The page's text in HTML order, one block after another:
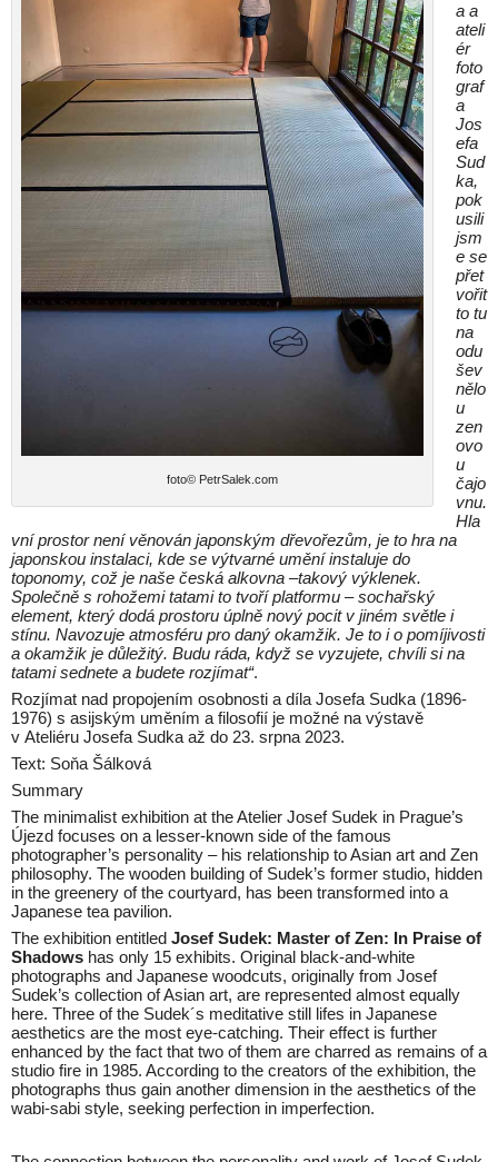
foto© PetrSalek.com
a a
ateli
ér
foto
graf
a
Jos
efa
Sud
ka,
pok
usili
jsm
e se
přet
vořit
to tu
na
odu
šev
nělo
u
zen
ovo
u
čajo
vnu.
Hla
vní prostor není věnován japonským dřevořezům, je to hra na
japonskou instalaci, kde se výtvarné umění instaluje do
toponomy, což je naše česká alkovna –takový výklenek.
Společně s rohožemi tatami to tvoří platformu – sochařský
element, který dodá prostoru úplně nový pocit v jiném světle i
stínu. Navozuje atmosféru pro daný okamžik. Je to i o pomíjivosti
a okamžik je důležitý. Budu ráda, když se vyzujete, chvíli si na
tatami sednete a budete rozjímat“.
Rozjímat nad propojením osobnosti a díla Josefa Sudka (1896-
1976) s asijským uměním a filosofií je možné na výstavě
v Ateliéru Josefa Sudka až do 23. srpna 2023.
Text: Soňa Šálková
Summary
The minimalist exhibition at the Atelier Josef Sudek in Prague’s
Újezd focuses on a lesser-known side of the famous
photographer’s personality – his relationship to Asian art and Zen
philosophy. The wooden building of Sudek’s former studio, hidden
in the greenery of the courtyard, has been transformed into a
Japanese tea pavilion.
The exhibition entitled Josef Sudek: Master of Zen: In Praise of
Shadows has only 15 exhibits. Original black-and-white
photographs and Japanese woodcuts, originally from Josef
Sudek’s collection of Asian art, are represented almost equally
here. Three of the Sudek´s meditative still lifes in Japanese
aesthetics are the most eye-catching. Their effect is further
enhanced by the fact that two of them are charred as remains of a
studio fire in 1985. According to the creators of the exhibition, the
photographs thus gain another dimension in the aesthetics of the
wabi-sabi style, seeking perfection in imperfection.